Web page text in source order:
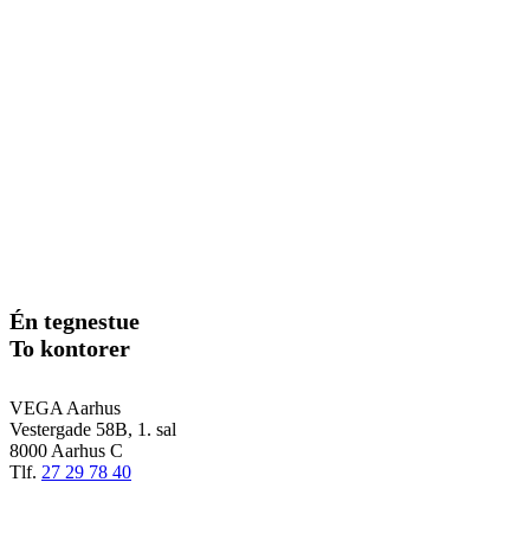
Én tegnestue
To kontorer
VEGA Aarhus
Vestergade 58B, 1. sal
8000 Aarhus C
Tlf. 27 29 78 40